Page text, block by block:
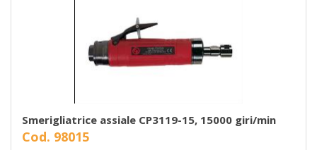
Smerigliatrice assiale CP3119-15, 15000 giri/min
Cod. 98015